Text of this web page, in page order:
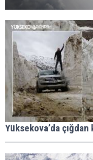
Yüksekova’da çığdan